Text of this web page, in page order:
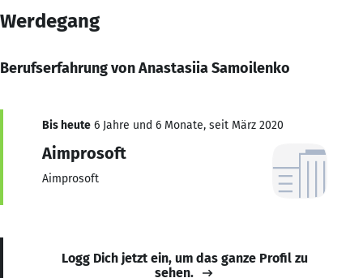
Werdegang
Berufserfahrung von Anastasiia Samoilenko
Bis heute 6 Jahre und 6 Monate, seit März 2020
Aimprosoft
Aimprosoft
Logg Dich jetzt ein, um das ganze Profil zu
sehen.